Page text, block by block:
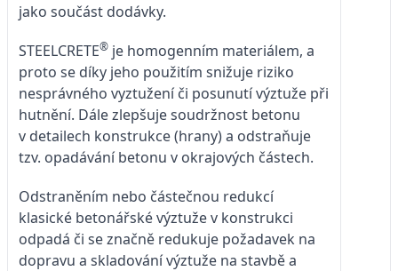
jako součást dodávky.
STEELCRETE® je homogenním materiálem, a
proto se díky jeho použitím snižuje riziko
nesprávného vyztužení či posunutí výztuže při
hutnění. Dále zlepšuje soudržnost betonu
v detailech konstrukce (hrany) a odstraňuje
tzv. opadávání betonu v okrajových částech.
Odstraněním nebo částečnou redukcí
klasické betonářské výztuže v konstrukci
odpadá či se značně redukuje požadavek na
dopravu a skladování výztuže na stavbě a